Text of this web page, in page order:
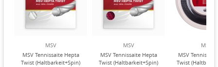
MSV
MSV Tennissaite Hepta
Twist (Haltbarkeit+Spin)
MSV
MSV Tennissaite Hepta
Twist (Haltbarkeit+Spin)
MSV
MSV
Twist